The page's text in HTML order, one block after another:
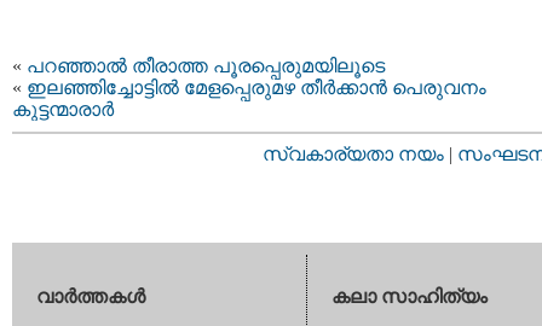
« പറഞ്ഞാല്‍ തീരാത്ത പൂരപ്പെരുമയിലൂടെ
« ഇലഞ്ഞിച്ചോട്ടില്‍ മേളപ്പെരുമഴ തീര്‍ക്കാന്‍ പെരുവനം
കുട്ടന്മാരാര്‍
സ്വകാര്യതാ നയം |
വാര്‍ത്തകള്‍
കലാ സാഹിത്യം